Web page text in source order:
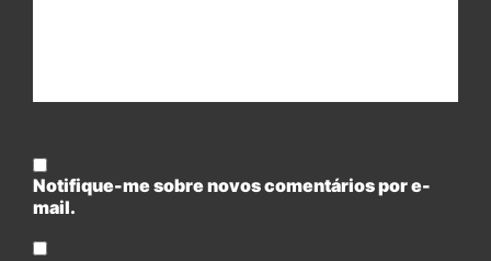
Notifique-me sobre novos comentários por e-
mail.